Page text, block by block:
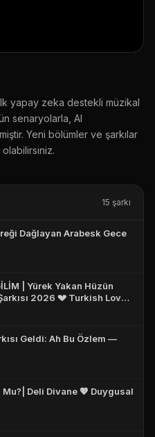
yapay zeka destekli müzikal
senaryolarla, AI
Yeni bölümler ve şarkılar
olabilirsiniz.
15 şarkı
Dağlayan Arabesk Gece
| Yürek Yakan Hüzün
2026 💔 Turkish Love
Geldi: Ah Bu Özlem —
Deli Divane 💖 Duygusal
*